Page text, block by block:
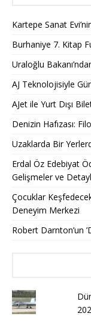
Kartepe Sanat
Burhaniye 7. Kitap
Uraloğlu
AJ Teknolojisiyle
AJet ile Yurt Dışı
Denizin Hafızası:
Uzaklarda Bir
Erdal Öz Edebiyat
Gelişmeler ve
Çocuklar
Deneyim Merkezi
Robert Darnton’un